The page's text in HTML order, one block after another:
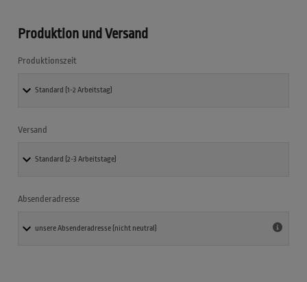
Produktion und Versand
Produktionszeit
Versand
Absenderadresse